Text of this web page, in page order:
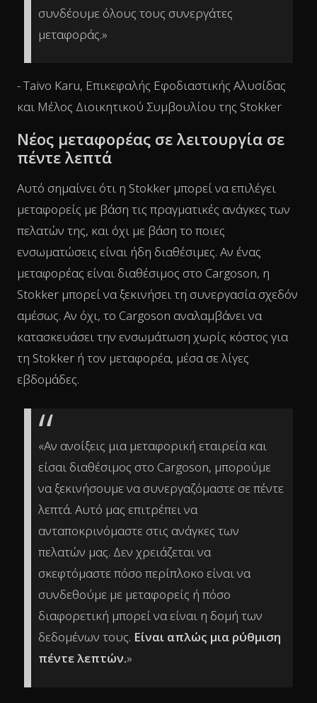
συνδέουμε όλους τους συνεργάτες
μεταφοράς.»
- Taivo Karu, Επικεφαλής Εφοδιαστικής Αλυσίδας
και Μέλος Διοικητικού Συμβουλίου της Stokker
Νέος μεταφορέας σε λειτουργία σε
πέντε λεπτά
Αυτό σημαίνει ότι η Stokker μπορεί να επιλέγει
μεταφορείς με βάση τις πραγματικές ανάγκες των
πελατών της, και όχι με βάση το ποιες
ενσωματώσεις είναι ήδη διαθέσιμες. Αν ένας
μεταφορέας είναι διαθέσιμος στο Cargoson, η
Stokker μπορεί να ξεκινήσει τη συνεργασία σχεδόν
αμέσως. Αν όχι, το Cargoson αναλαμβάνει να
κατασκευάσει την ενσωμάτωση χωρίς κόστος για
τη Stokker ή τον μεταφορέα, μέσα σε λίγες
εβδομάδες.
«Αν ανοίξεις μια μεταφορική εταιρεία και
είσαι διαθέσιμος στο Cargoson, μπορούμε
να ξεκινήσουμε να συνεργαζόμαστε σε πέντε
λεπτά. Αυτό μας επιτρέπει να
ανταποκρινόμαστε στις ανάγκες των
πελατών μας. Δεν χρειάζεται να
σκεφτόμαστε πόσο περίπλοκο είναι να
συνδεθούμε με μεταφορείς ή πόσο
διαφορετική μπορεί να είναι η δομή των
δεδομένων τους. Είναι απλώς μια ρύθμιση
πέντε λεπτών.»